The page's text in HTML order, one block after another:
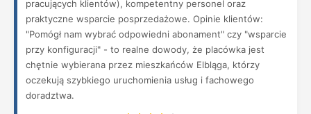
pracujących klientów), kompetentny personel oraz
praktyczne wsparcie posprzedażowe. Opinie klientów:
"Pomógł nam wybrać odpowiedni abonament" czy "wsparcie
przy konfiguracji" - to realne dowody, że placówka jest
chętnie wybierana przez mieszkańców Elbląga, którzy
oczekują szybkiego uruchomienia usług i fachowego
doradztwa.